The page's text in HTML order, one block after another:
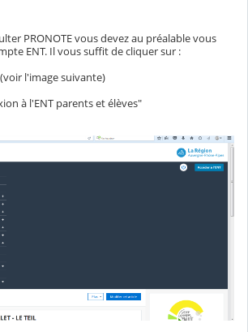
PRONOTE vous devez au préalable vous
ENT. Il vous suffit de cliquer sur :
l'image suivante)
à l'ENT parents et élèves"